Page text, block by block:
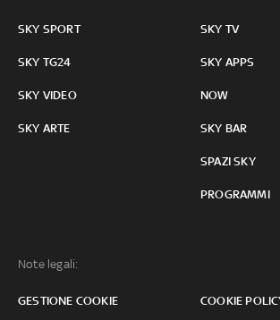
SKY SPORT
SKY TG24
SKY VIDEO
SKY ARTE
SKY TV
SKY APPS
NOW
SKY BAR
SPAZI SKY
PROGRAMMI
Note legali:
GESTIONE COOKIE COOKIE